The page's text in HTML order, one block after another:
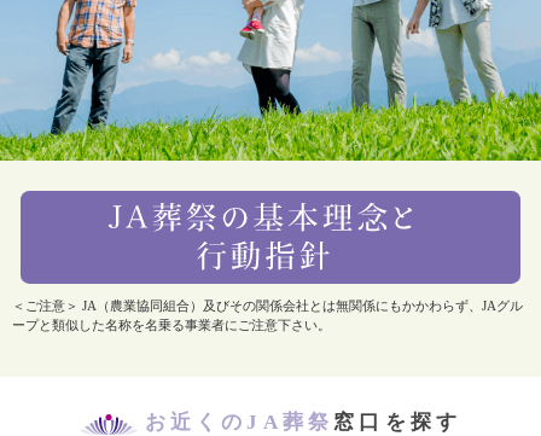
＜ご注意＞ JA（農業協同組合）及びその関係会社とは無関係にもかかわらず、JAグル
ープと類似した名称を名乗る事業者にご注意下さい。
お近くのJA葬祭 窓口を探す